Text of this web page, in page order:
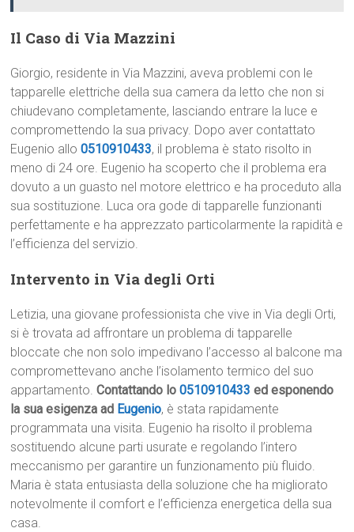
Il Caso di Via Mazzini
Giorgio, residente in Via Mazzini, aveva problemi con le
tapparelle elettriche della sua camera da letto che non si
chiudevano completamente, lasciando entrare la luce e
compromettendo la sua privacy. Dopo aver contattato
Eugenio allo0510910433, il problema è stato risolto in
meno di 24 ore. Eugenio ha scoperto che il problema era
dovuto a un guasto nel motore elettrico e ha proceduto alla
sua sostituzione. Luca ora gode di tapparelle funzionanti
perfettamente e ha apprezzato particolarmente la rapidità e
l’efficienza del servizio.
Intervento in Via degli Orti
Letizia, una giovane professionista che vive in Via degli Orti,
si è trovata ad affrontare un problema di tapparelle
bloccate che non solo impedivano l’accesso al balcone ma
compromettevano anche l’isolamento termico del suo
appartamento.Contattando lo0510910433 ed esponendo
la sua esigenza ad Eugenio, è stata rapidamente
programmata una visita. Eugenio ha risolto il problema
sostituendo alcune parti usurate e regolando l’intero
meccanismo per garantire un funzionamento più fluido.
Maria è stata entusiasta della soluzione che ha migliorato
notevolmente il comfort e l’efficienza energetica della sua
casa.